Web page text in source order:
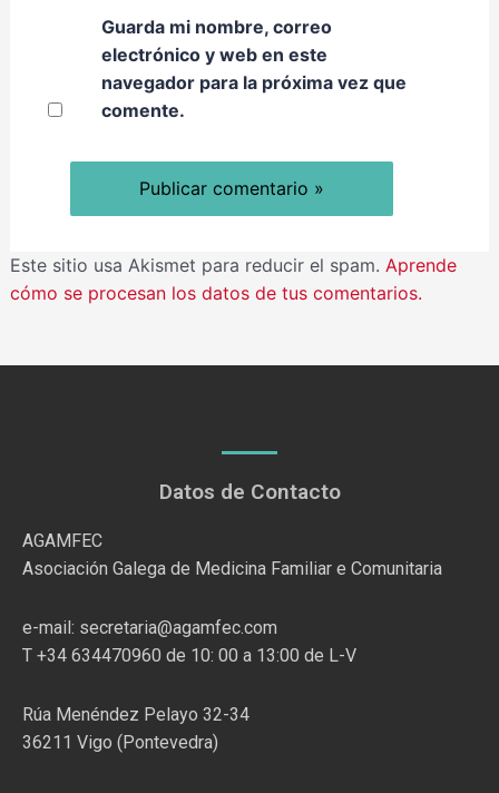
Guarda mi nombre, correo
electrónico y web en este
navegador para la próxima vez que
comente.
Este sitio usa Akismet para reducir el spam. Aprende
cómo se procesan los datos de tus comentarios.
Datos de Contacto
AGAMFEC
Asociación Galega de Medicina Familiar e Comunitaria
e-mail: secretaria@agamfec.com
T +34 634470960 de 10: 00 a 13:00 de L-V
Rúa Menéndez Pelayo 32-34
36211 Vigo (Pontevedra)